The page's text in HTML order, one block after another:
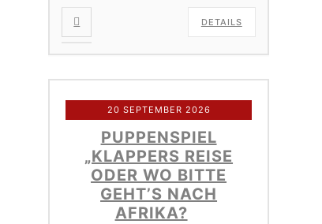
DETAILS
20 SEPTEMBER 2026
PUPPENSPIEL
„KLAPPERS REISE
ODER WO BITTE
GEHT’S NACH
AFRIKA?